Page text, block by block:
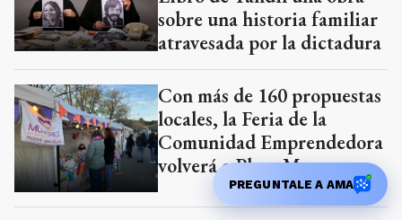
Con más de 160 propuestas
locales, la Feria de la
Comunidad Emprendedora
volverá a Plaza Moreno
La lluvia dejó 13 milímetros
en Tandil y acumulados
mayores en localidades de
PREGUNTALE A AMA